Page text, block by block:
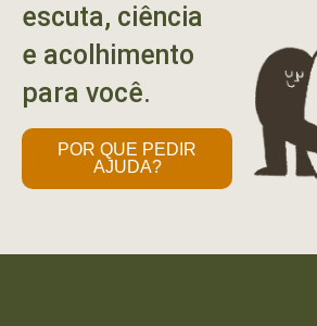
escuta, ciência
e acolhimento
para você.
POR QUE PEDIR
AJUDA?